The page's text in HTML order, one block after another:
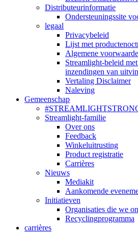
Distributeurinformatie
Ondersteuningssite
legaal
Privacybeleid
Lijst met
Algemene
Streamlight-beleid
inzendingen van
Vertaling Disclaimer
Naleving
Gemeenschap
Streamlight-familie
Over ons
Feedback
Winkeluitrusting
Product registratie
Carrières
Nieuws
Mediakit
Aankomende
Initiatieven
Organisaties die we
Recyclingprogramma
carrières